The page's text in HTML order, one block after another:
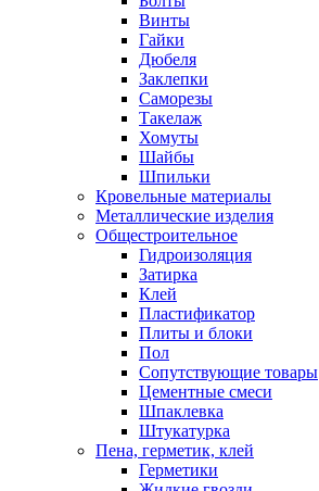
Винты
Гайки
Дюбеля
Заклепки
Саморезы
Такелаж
Хомуты
Шайбы
Шпильки
Кровельные материалы
Металлические изделия
Общестроительное
Гидроизоляция
Затирка
Клей
Пластификатор
Плиты и блоки
Пол
Сопутствующие товары
Цементные смеси
Шпаклевка
Штукатурка
Пена, герметик, клей
Герметики